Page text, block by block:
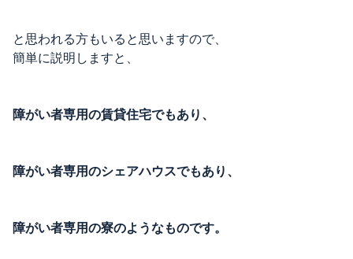
と思われる方もいると思いますので、
簡単に説明しますと、
障がい者専用の賃貸住宅でもあり、
障がい者専用のシェアハウスでもあり、
障がい者専用の寮のようなものです。